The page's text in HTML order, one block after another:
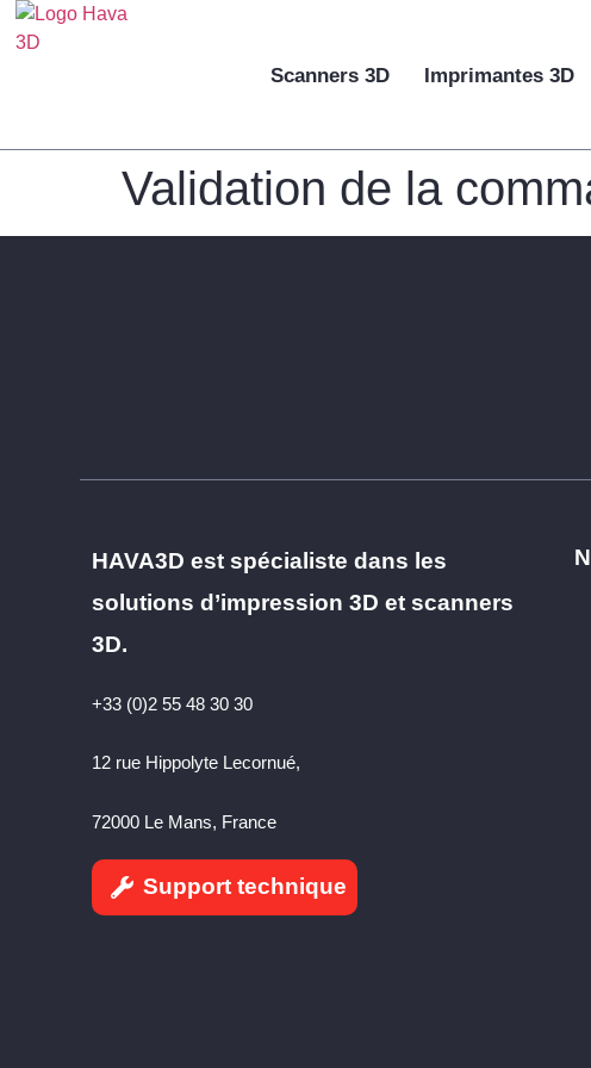
Scanners 3D Imprimantes 3D
Validation de la
HAVA3D est spécialiste dans les
solutions d’impression 3D et scanners
3D.
+33 (0)2 55 48 30 30
12 rue Hippolyte Lecornué,
72000 Le Mans, France
Support technique